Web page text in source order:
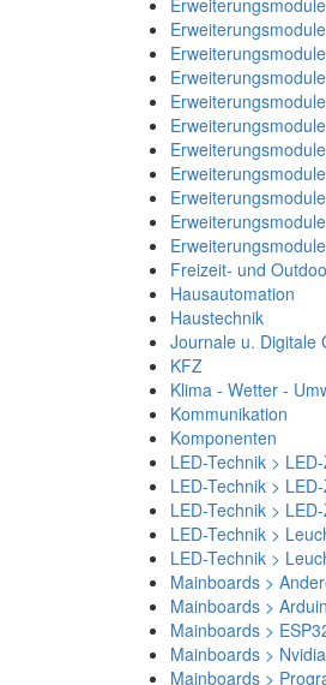
Freizeit- und
Hausautomation
Haustechnik
Journale u. Digitale
KFZ
Klima - Wetter -
Kommunikation
Komponenten
LED-Technik >
LED-Technik >
LED-Technik >
LED-Technik >
LED-Technik >
Mainboards >
Mainboards >
Mainboards >
Mainboards >
Mainboards >